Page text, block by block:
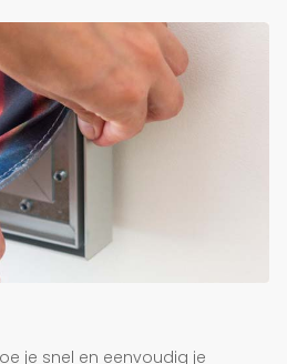
je snel en eenvoudig je